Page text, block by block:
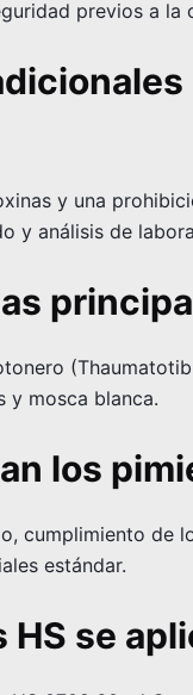
previos a la
y una
y análisis de
y mosca blanca.
los
cumplimiento de
estándar.
HS se